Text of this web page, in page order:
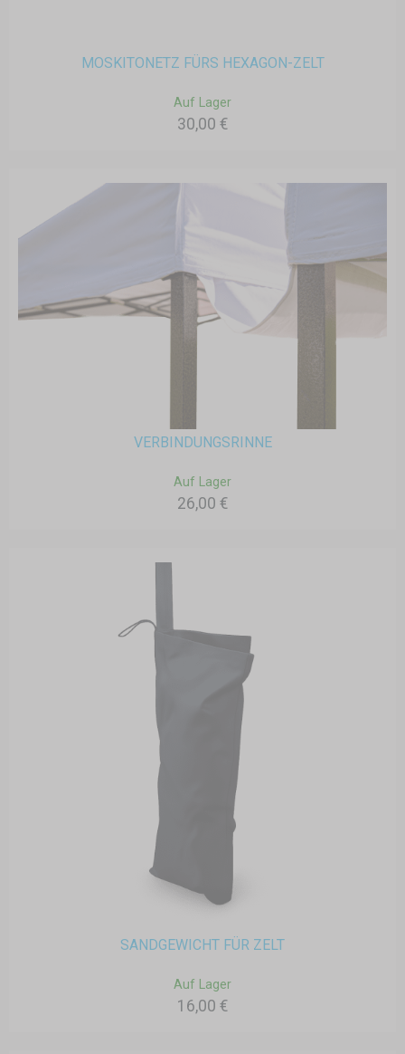
MOSKITONETZ FÜRS HEXAGON-ZELT
Auf Lager
30,00 €
VERBINDUNGSRINNE
Auf Lager
26,00 €
SANDGEWICHT FÜR ZELT
Auf Lager
16,00 €